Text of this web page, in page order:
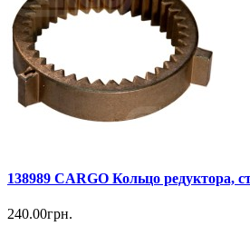
138989 CARGO Кольцо редуктора,
240.00грн.